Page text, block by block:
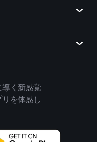
導く新感覚
リを体感し